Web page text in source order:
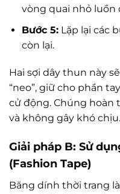
vòng quai nhỏ luồn
Bước 5:Lặp lại các
còn lại.
Hai sợi dây thun này
“neo”, giữ cho phần
cử động. Chúng hoàn
và không gây khó chịu.
Giải pháp B: Sử
(Fashion Tape)
Băng dính thời trang